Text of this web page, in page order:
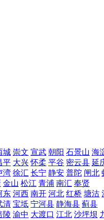
城 崇文 宣武 朝阳 石景山 海
平 大兴 怀柔 平谷 密云县 延
湾 徐汇 长宁 静安 普陀 闸北
金山 松江 青浦 南汇 奉贤
东 河西 南开 河北 红桥 塘沽
清 宝坻 宁河县 静海县 蓟县
陵 渝中 大渡口 江北 沙坪坝